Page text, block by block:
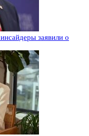
заявили о